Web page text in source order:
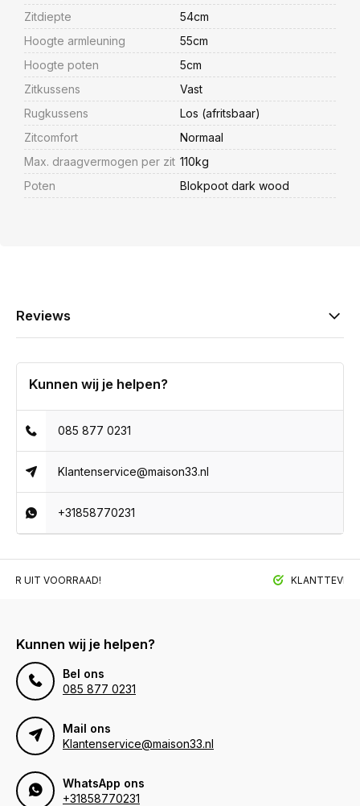
Zitdiepte
54cm
Hoogte armleuning
55cm
Hoogte poten
5cm
Zitkussens
Vast
Rugkussens
Los (afritsbaar)
Zitcomfort
Normaal
Max. draagvermogen per zit 110kg
Poten
Blokpoot dark wood
Reviews
Kunnen wij je helpen?
085 877 0231
Klantenservice@maison33.nl
+31858770231
UIT VOORRAAD!
Kunnen wij je helpen?
Bel ons
085 877 0231
Mail ons
Klantenservice@maison33.nl
WhatsApp ons
+31858770231